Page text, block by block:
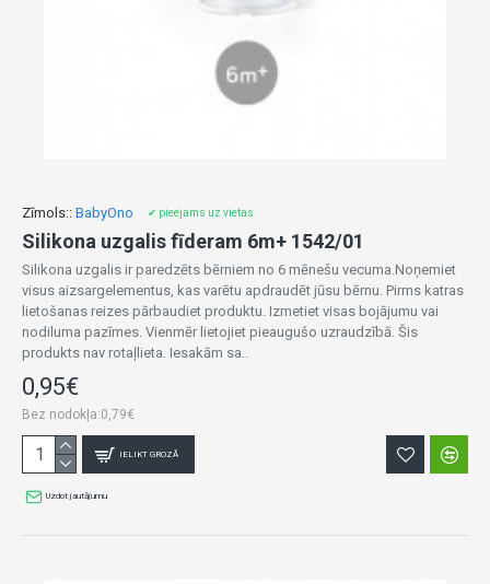
Zīmols:: BabyOno ✔ pieejams uz vietas
Silikona uzgalis fīderam 6m+ 1542/01
Silikona uzgalis ir paredzēts bērniem no 6 mēnešu vecuma.Noņemiet
visus aizsargelementus, kas varētu apdraudēt jūsu bērnu. Pirms katras
lietošanas reizes pārbaudiet produktu. Izmetiet visas bojājumu vai
nodiluma pazīmes. Vienmēr lietojiet pieaugušo uzraudzībā. Šis
produkts nav rotaļlieta. Iesakām sa..
0,95€
Bez nodokļa:0,79€
IELIKT GROZĀ
Uzdot jautājumu